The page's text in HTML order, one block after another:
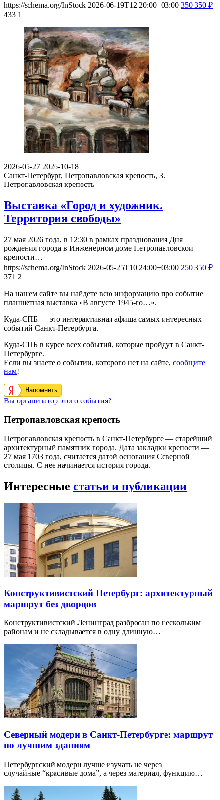
https://schema.org/InStock 2026-06-19T12:20:00+03:00 350 350 ₽
433 1
2026-05-27 2026-10-18
Санкт-Петербург, Петропавловская крепость, 3.
Петропавловская крепость
Выставка «Город и художник.
Территория свободы»
27 мая 2026 года, в 12:30 в рамках празднования Дня
рождения города в Инженерном доме Петропавловской
крепости…
https://schema.org/InStock 2026-05-25T10:24:00+03:00 250 350 ₽
371 2
На нашем сайте вы найдете всю информацию про событие
планшетная выставка «В августе 1945-го…».
Куда-СПБ — это интерактивная афиша самых интересных
событий Санкт-Петербурга.
Куда-СПБ в курсе всех событий, которые пройдут в Санкт-
Петербурге.
Если вы знаете о событии, которого нет на сайте, сообщите
нам!
Напомнить
Вы организатор этого события?
Петропавловская крепость
Петропавловская крепость в Санкт-Петербурге — старейший
архитектурный памятник города. Дата закладки крепости —
27 мая 1703 года, считается датой основания Северной
столицы. С нее начинается история города.
Интересные статьи и публикации
Конструктивистский Петербург: архитектурный
маршрут без дворцов
Конструктивистский Ленинград разбросан по нескольким
районам и не складывается в одну длинную…
Северный модерн в Санкт-Петербурге: маршрут
по лучшим зданиям
Петербургский модерн лучше изучать не через
случайные “красивые дома”, а через материал, функцию…